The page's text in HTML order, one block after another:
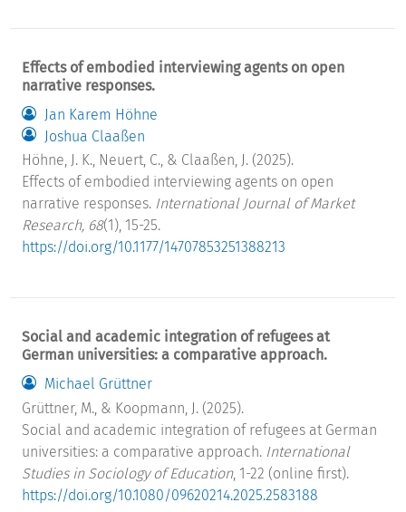
Effects of embodied interviewing agents on open
narrative responses.
Jan Karem Höhne
Joshua Claaßen
Höhne, J. K., Neuert, C., & Claaßen, J. (2025).
Effects of embodied interviewing agents on open
narrative responses. International Journal of Market
Research, 68(1), 15-25.
https://doi.org/10.1177/14707853251388213
Social and academic integration of refugees at
German universities: a comparative approach.
Michael Grüttner
Grüttner, M., & Koopmann, J. (2025).
Social and academic integration of refugees at German
universities: a comparative approach. International
Studies in Sociology of Education, 1-22 (online first).
https://doi.org/10.1080/09620214.2025.2583188